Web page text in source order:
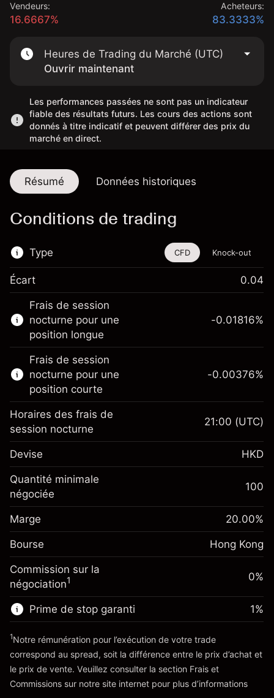
Vendeurs:
16.6667%
Acheteurs:
83.3333%
Heures de Trading du Marché (UTC)
Ouvrir maintenant
Les performances passées ne sont pas un indicateur
fiable des résultats futurs. Les cours des actions sont
donnés à titre indicatif et peuvent différer des prix du
marché en direct.
Résumé Données historiques
Conditions de trading
Type
Cet instrument financier est disponible pour
le trading via les CFD et les Knock-outs.
En savoir plus sur :
CFD
Knock-outs
CFD Knock-out
Écart 0.04
Frais de session
nocturne pour une
position longue
Marge. Votre
investissement
HK$1,000.00
Ajustement des fonds
de overnight
%
Taille de la position avec effet de levier
~ HK$5,000.00
Valeur nominale avec effet de levier
HK$4,000.00
Vers la plateforme
-0.01816%
Frais de session
nocturne pour une
position courte
Marge. Votre
investissement
Ajustement des fonds
de overnight
Frais sur la valeur totale de
la position
-0.00376 %
(-HK$0.19)
Taille de la position avec effet de levier
~HK$5,000.00
Valeur nominale avec effet de levier
Vers la plateforme
-0.00376%
Horaires des frais de
session nocturne
21:00 (UTC)
Devise HKD
Quantité minimale
négociée
100
Marge 20.00%
Bourse Hong Kong
Commission sur la
négociation1 0%
Prime de stop garanti
'Tarifs et Frais
1%
1Notre rémunération pour l’exécution de votre trade
correspond au spread, soit la différence entre le prix d’achat et
le prix de vente. Veuillez consulter la section Frais et
Commissions sur notre site internet pour plus d’informations